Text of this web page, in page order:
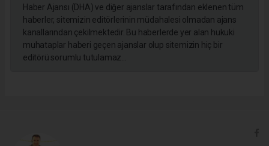
Haber Ajansı (DHA) ve diğer ajanslar tarafından eklenen tüm
haberler, sitemizin editörlerinin müdahalesi olmadan ajans
kanallarından çekilmektedir. Bu haberlerde yer alan hukuki
muhataplar haberi geçen ajanslar olup sitemizin hiç bir
editörü sorumlu tutulamaz...